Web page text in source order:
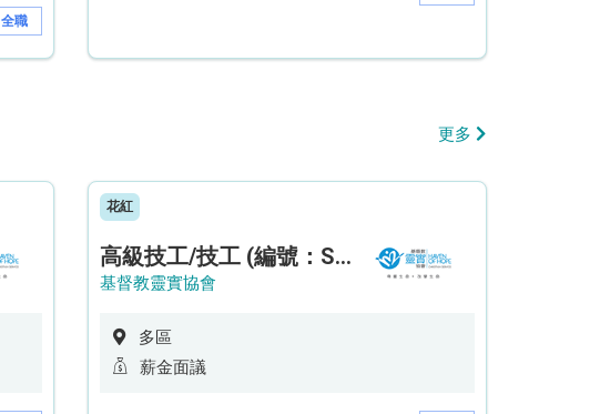
全職
更多
花紅
高級技工/技工 (編號：SSO/FM/A/CTE)
基督教靈實協會
多區
薪金面議